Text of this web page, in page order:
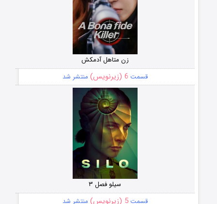
زن متاهل آدمکش
قسمت 6 (زیرنویس) منتشر شد
سیلو فصل ۳
قسمت5 (زیرنویس) منتشر شد